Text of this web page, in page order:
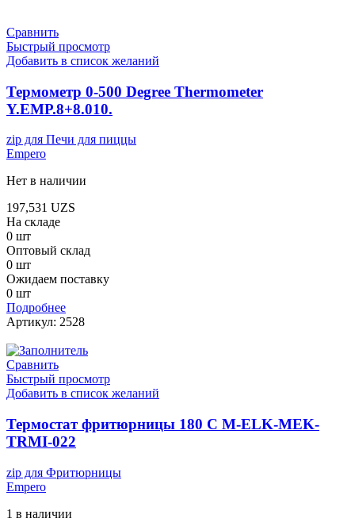
Сравнить
Быстрый просмотр
Добавить в список желаний
Термометр 0-500 Degree Thermometer
Y.EMP.8+8.010.
zip для Печи для пиццы
Empero
Нет в наличии
197,531 UZS
На складе
0 шт
Оптовый склад
0 шт
Ожидаем поставку
0 шт
Подробнее
Артикул: 2528
Сравнить
Быстрый просмотр
Добавить в список желаний
Термостат фритюрницы 180 С M-ELK-MEK-
TRMI-022
zip для Фритюрницы
Empero
1 в наличии